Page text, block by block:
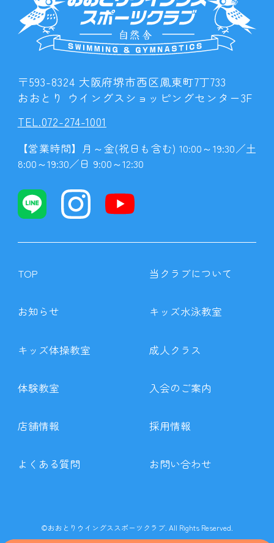
〒593-8324 大阪府堺市西区鳳東町7丁733
おおとり ウイングスショッピングセンター3F
TEL.072-274-1001
【営業時間】月～金(祝日も含む) 10:00～19:30／土
8:00～19:30／日 9:00～12:30
TOP 当クラブについて
お知らせ キッズ水泳教室
キッズ体操教室 成人クラス
体験教室 入会のご案内
店舗情報 採用情報
よくある質問 お問い合わせ
©おおとりウイングススポーツクラブ. All Rights Reserved.